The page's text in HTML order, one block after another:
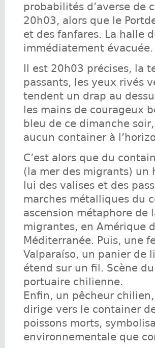
probabilités d’averse de
20h03, alors que le
et des fanfares. La halle
immédiatement évacuée.
Il est 20h03 précises, la
passants, les yeux rivés
tendent un drap au
les mains de courageux
bleu de ce dimanche
aucun container à
C’est alors que du
(la mer des migrants) un
lui des valises et des
marches métalliques du
ascension métaphore de
migrantes, en Amérique
Méditerranée. Puis, une
Valparaíso, un panier de
étend sur un fil. Scène
portuaire chilienne.
Enfin, un pêcheur
dirige vers le container
poissons morts,
environnementale que